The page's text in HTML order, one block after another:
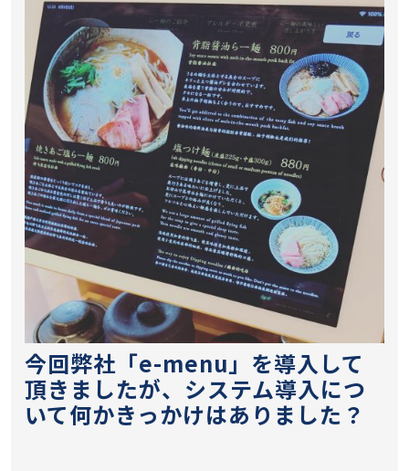
今回弊社「e-menu」を導入して
頂きましたが、システム導入につ
いて何かきっかけはありました？